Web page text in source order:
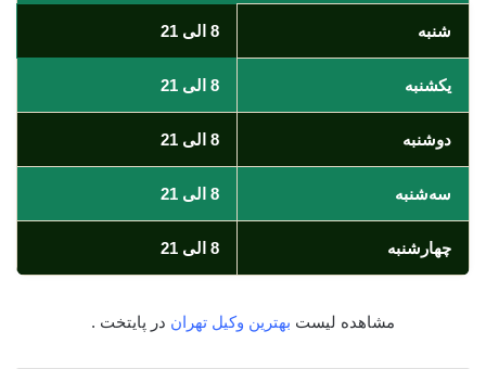
شنبه 8 الی 21
یکشنبه 8 الی 21
دوشنبه 8 الی 21
سه‌شنبه 8 الی 21
چهارشنبه 8 الی 21
مشاهده لیست بهترین وکیل تهران در پایتخت .